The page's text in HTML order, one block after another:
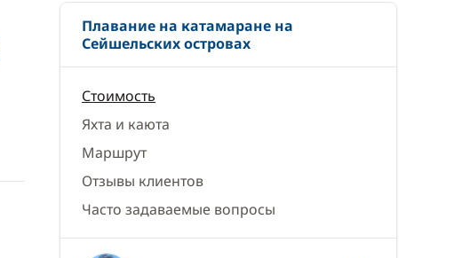
Плавание на катамаране на
Сейшельских островах
Стоимость
Яхта и каюта
Маршрут
Отзывы клиентов
Часто задаваемые вопросы